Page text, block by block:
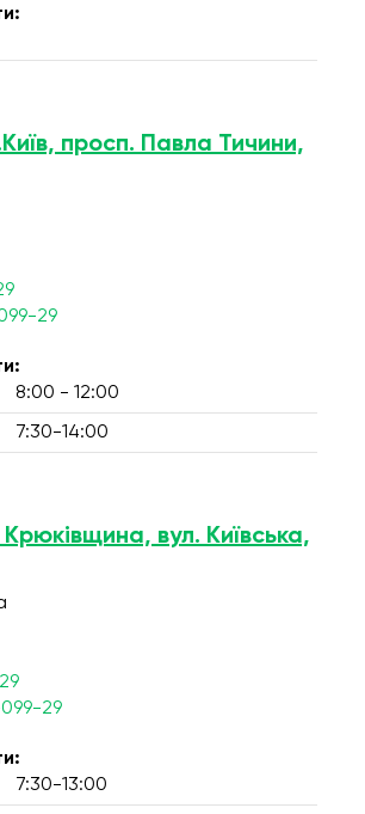
просп. Павла Тичини,
29
8:00 - 12:00
7:30-14:00
Крюківщина, вул. Київська,
29
7:30-13:00